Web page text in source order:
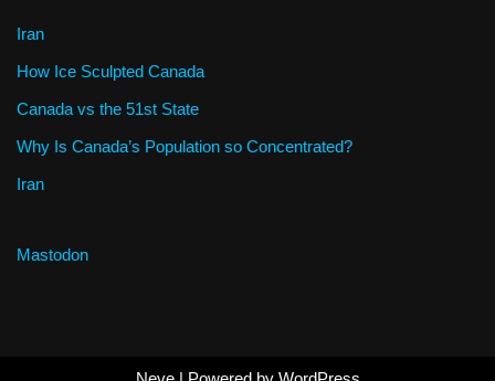
Iran
How Ice Sculpted Canada
Canada vs the 51st State
Why Is Canada’s Population so Concentrated?
Iran
Mastodon